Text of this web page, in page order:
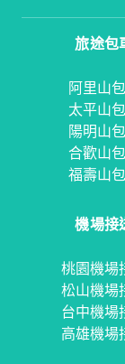
旅途包
阿里山
太平山
陽明山
合歡山
福壽山
機場接
桃園機場
松山機場
台中機場
高雄機場